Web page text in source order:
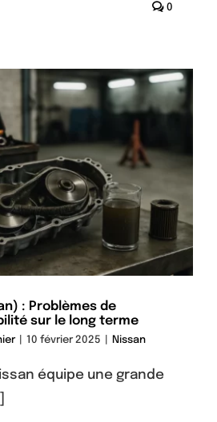
0
: Problèmes de
sur le long terme
10 février 2025 Nissan
équipe une grande